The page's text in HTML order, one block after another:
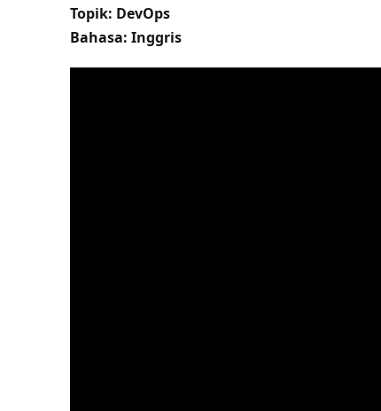
Topik: DevOps
Bahasa: Inggris